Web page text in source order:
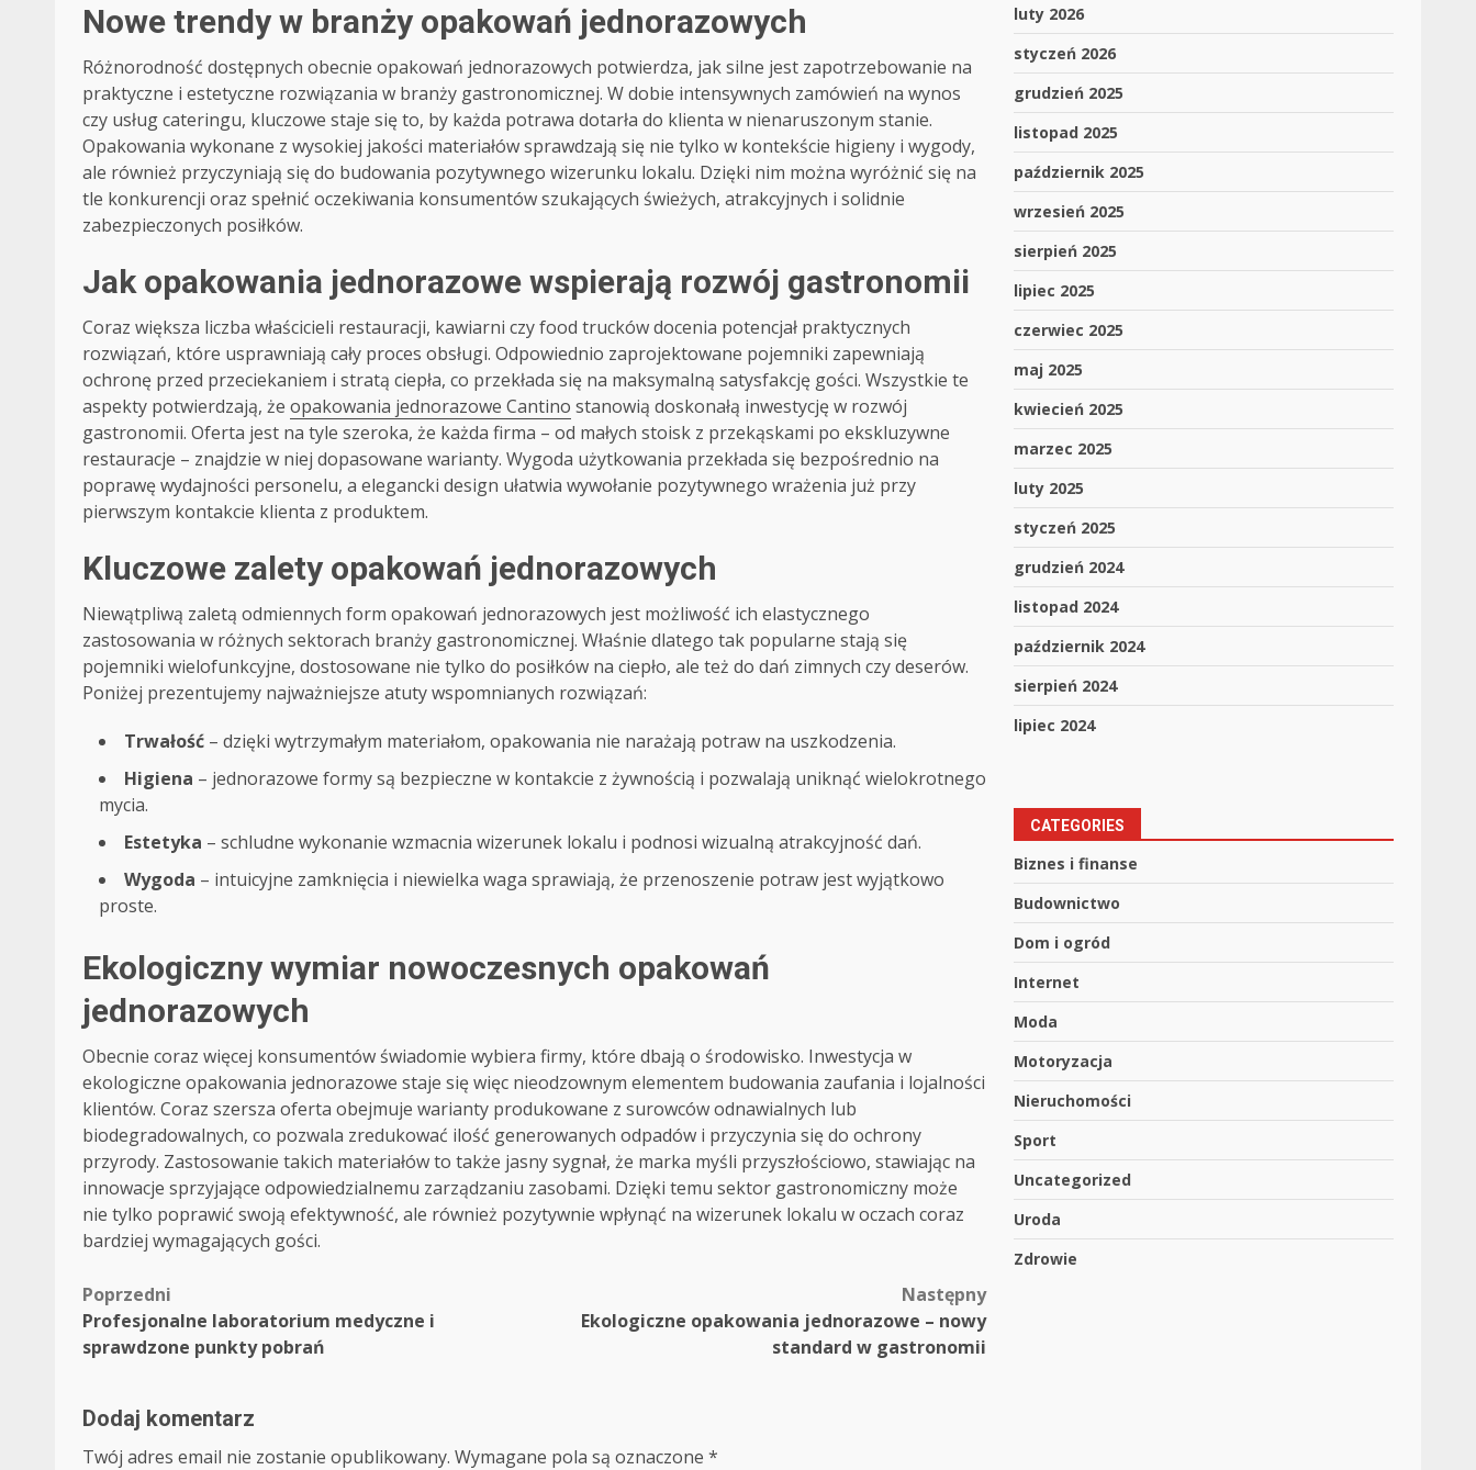
Nowe trendy w branży opakowań jednorazowych
Różnorodność dostępnych obecnie opakowań jednorazowych potwierdza, jak silne jest zapotrzebowanie na
praktyczne i estetyczne rozwiązania w branży gastronomicznej. W dobie intensywnych zamówień na wynos
czy usług cateringu, kluczowe staje się to, by każda potrawa dotarła do klienta w nienaruszonym stanie.
Opakowania wykonane z wysokiej jakości materiałów sprawdzają się nie tylko w kontekście higieny i wygody,
ale również przyczyniają się do budowania pozytywnego wizerunku lokalu. Dzięki nim można wyróżnić się na
tle konkurencji oraz spełnić oczekiwania konsumentów szukających świeżych, atrakcyjnych i solidnie
zabezpieczonych posiłków.
Jak opakowania jednorazowe wspierają rozwój gastronomii
Coraz większa liczba właścicieli restauracji, kawiarni czy food trucków docenia potencjał praktycznych
rozwiązań, które usprawniają cały proces obsługi. Odpowiednio zaprojektowane pojemniki zapewniają
ochronę przed przeciekaniem i stratą ciepła, co przekłada się na maksymalną satysfakcję gości. Wszystkie te
aspekty potwierdzają, że opakowania jednorazowe Cantino stanowią doskonałą inwestycję w rozwój
gastronomii. Oferta jest na tyle szeroka, że każda firma – od małych stoisk z przekąskami po ekskluzywne
restauracje – znajdzie w niej dopasowane warianty. Wygoda użytkowania przekłada się bezpośrednio na
poprawę wydajności personelu, a elegancki design ułatwia wywołanie pozytywnego wrażenia już przy
pierwszym kontakcie klienta z produktem.
Kluczowe zalety opakowań jednorazowych
Niewątpliwą zaletą odmiennych form opakowań jednorazowych jest możliwość ich elastycznego
zastosowania w różnych sektorach branży gastronomicznej. Właśnie dlatego tak popularne stają się
pojemniki wielofunkcyjne, dostosowane nie tylko do posiłków na ciepło, ale też do dań zimnych czy deserów.
Poniżej prezentujemy najważniejsze atuty wspomnianych rozwiązań:
Trwałość – dzięki wytrzymałym materiałom, opakowania nie narażają potraw na uszkodzenia.
Higiena – jednorazowe formy są bezpieczne w kontakcie z żywnością i pozwalają uniknąć wielokrotnego
mycia.
Estetyka – schludne wykonanie wzmacnia wizerunek lokalu i podnosi wizualną atrakcyjność dań.
Wygoda – intuicyjne zamknięcia i niewielka waga sprawiają, że przenoszenie potraw jest wyjątkowo
proste.
Ekologiczny wymiar nowoczesnych opakowań
jednorazowych
Obecnie coraz więcej konsumentów świadomie wybiera firmy, które dbają o środowisko. Inwestycja w
ekologiczne opakowania jednorazowe staje się więc nieodzownym elementem budowania zaufania i lojalności
klientów. Coraz szersza oferta obejmuje warianty produkowane z surowców odnawialnych lub
biodegradowalnych, co pozwala zredukować ilość generowanych odpadów i przyczynia się do ochrony
przyrody. Zastosowanie takich materiałów to także jasny sygnał, że marka myśli przyszłościowo, stawiając na
innowacje sprzyjające odpowiedzialnemu zarządzaniu zasobami. Dzięki temu sektor gastronomiczny może
nie tylko poprawić swoją efektywność, ale również pozytywnie wpłynąć na wizerunek lokalu w oczach coraz
bardziej wymagających gości.
Zobacz
wpisy
Poprzedni
Profesjonalne laboratorium medyczne i
sprawdzone punkty pobrań
Następny
Ekologiczne opakowania jednorazowe – nowy
standard w gastronomii
Dodaj komentarz
Twój adres email nie zostanie opublikowany. Wymagane pola są oznaczone *
luty 2026
styczeń 2026
grudzień 2025
listopad 2025
październik 2025
wrzesień 2025
sierpień 2025
lipiec 2025
czerwiec 2025
maj 2025
kwiecień 2025
marzec 2025
luty 2025
styczeń 2025
grudzień 2024
listopad 2024
październik 2024
sierpień 2024
lipiec 2024
CATEGORIES
Biznes i finanse
Budownictwo
Dom i ogród
Internet
Moda
Motoryzacja
Nieruchomości
Sport
Uncategorized
Uroda
Zdrowie